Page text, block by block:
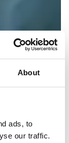
About
ads, to
our traffic.